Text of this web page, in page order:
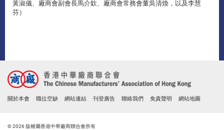
黃淑儀、廠商會副會長馬介欽、廠商會常務會董吳清煥，以及李慧
芬）
關於本會 職位空缺 網站連結 刊登廣告 聯絡我們 免責聲明 網站地圖
© 2026 版權屬香港中華廠商聯合會所有